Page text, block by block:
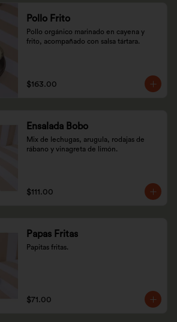
Pollo Frito
Pollo orgánico marinado en cayena y
frito, acompañado con salsa tártara.
$163.00
Ensalada Bobo
Mix de lechugas, arugula, rodajas de
rábano y vinagreta de limón.
$111.00
Papas Fritas
Papitas fritas.
$71.00